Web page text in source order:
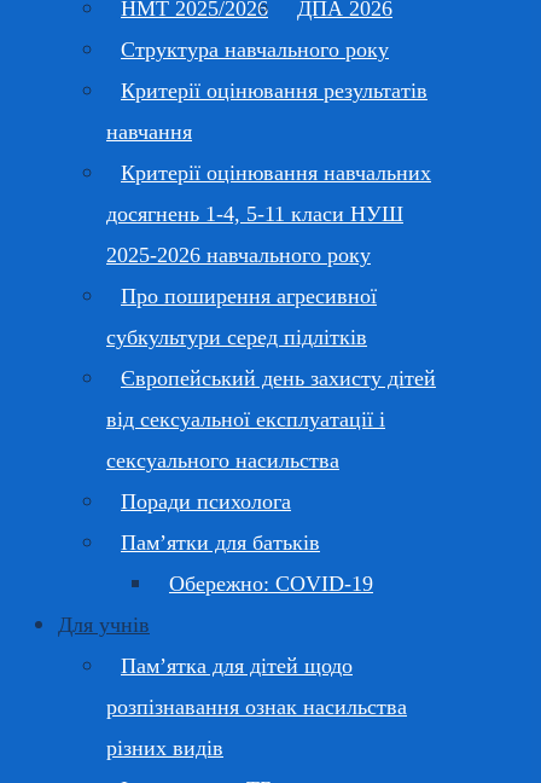
НМТ 2025/2026
ДПА 2026
Структура навчального року
Критерії оцінювання результатів
навчання
Критерії оцінювання навчальних
досягнень 1-4, 5-11 класи НУШ
2025-2026 навчального року
Про поширення агресивної
субкультури серед підлітків
Європейський день захисту дітей
від сексуальної експлуатації і
сексуального насильства
Поради психолога
Пам’ятки для батьків
Обережно: COVID-19
Для учнів
Пам’ятка для дітей щодо
розпізнавання ознак насильства
різних видів